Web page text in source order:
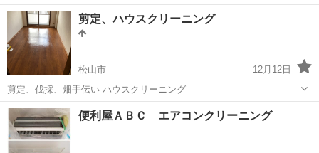
愛媛 松山市 勝山町駅 ハウスクリーニング
剪定、ハウスクリーニング
松山市
12月12日
剪定、伐採、畑手伝い ハウスクリーニング
愛媛 松山市 ハウスクリーニング 手伝い
便利屋ＡＢＣ エアコンクリーニング